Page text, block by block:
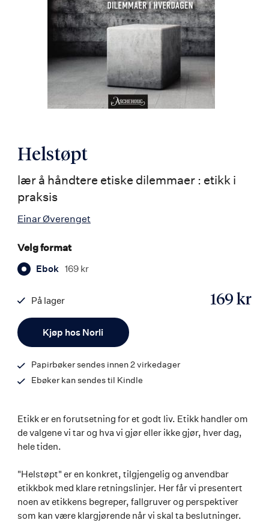
Helstøpt
lær å håndtere etiske dilemmaer : etikk i
praksis
Einar Øverenget
Velg format
Ebok 169 kr
Kjøp hos Norli
169 kr
På lager
9788203256677
Papirbøker sendes innen 2 virkedager
Ebøker kan sendes til Kindle
Etikk er en forutsetning for et godt liv. Etikk handler om
de valgene vi tar og hva vi gjør eller ikke gjør, hver dag,
hele tiden.
"Helstøpt" er en konkret, tilgjengelig og anvendbar
etikkbok med klare retningslinjer. Her får vi presentert
noen av etikkens begreper, fallgruver og perspektiver
som kan være klargjørende når vi skal ta beslutninger.